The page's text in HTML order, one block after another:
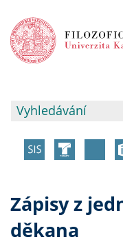
Zápisy z
děkana